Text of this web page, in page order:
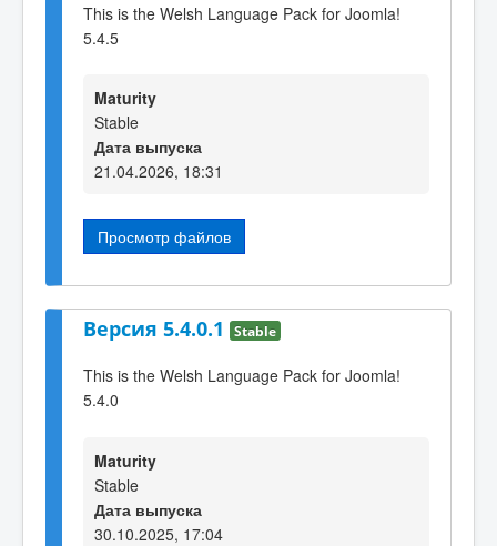
This is the Welsh Language Pack for Joomla!
5.4.5
Maturity
Stable
Дата выпуска
21.04.2026, 18:31
Просмотр файлов
Версия 5.4.0.1 Stable
This is the Welsh Language Pack for Joomla!
5.4.0
Maturity
Stable
Дата выпуска
30.10.2025, 17:04